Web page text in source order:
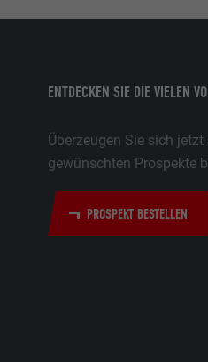
ENTDECKEN SIE DIE VIELEN
Überzeugen Sie sich
gewünschten Prospekte
PROSPEKT BESTELLEN